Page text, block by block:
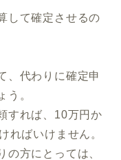
して確定させるの
、代わりに確定申
う。
すれば、10万円か
ればいけません。
の方にとっては、